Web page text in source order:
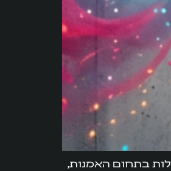
את פני המרחב הציבורי נעים להכיר, אנחנו בן ודרור. במעל ל-30 שנות פעילות בתחום האמנות,